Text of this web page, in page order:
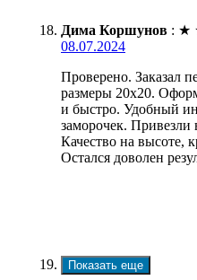
Дима Коршунов : ★
08.07.2024
Проверено. Заказал
размеры 20х20.
и быстро. Удобный
заморочек. Привезли
Качество на высоте,
Остался доволен
Показать еще